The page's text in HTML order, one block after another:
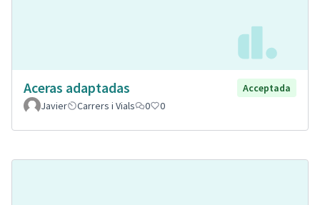
Aceras adaptadas
Acceptada
Javier
Carrers i Vials 0 0